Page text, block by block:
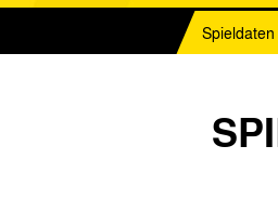
Spieldaten